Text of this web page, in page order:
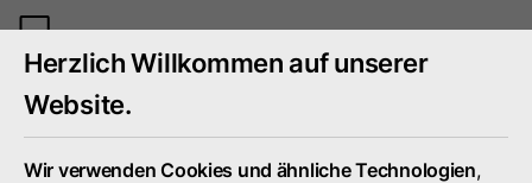
Herzlich Willkommen auf unserer
Website.
Wir verwenden Cookies und ähnliche Technologien,